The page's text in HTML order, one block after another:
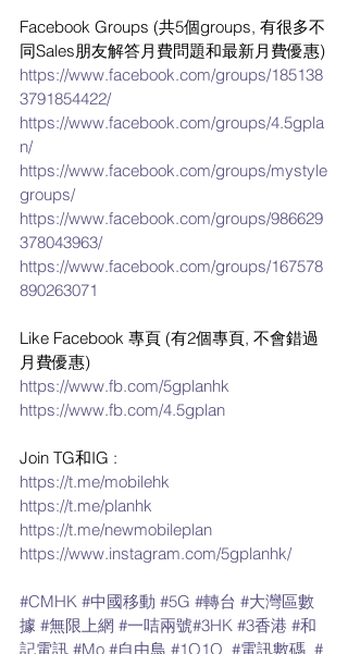
Facebook Groups (共5個groups, 有很多不
同Sales朋友解答月費問題和最新月費優惠)
https://www.facebook.com/groups/185138
3791854422/
https://www.facebook.com/groups/4.5gpla
n/
https://www.facebook.com/groups/mystyle
groups/
https://www.facebook.com/groups/986629
378043963/
https://www.facebook.com/groups/167578
890263071
Like Facebook 專頁 (有2個專頁, 不會錯過
月費優惠)
https://www.fb.com/5gplanhk
https://www.fb.com/4.5gplan
Join TG和IG :
https://t.me/mobilehk
https://t.me/planhk
https://t.me/newmobileplan
https://www.instagram.com/5gplanhk/
#CMHK #中國移動 #5G #轉台 #大灣區數
據 #無限上網 #一咭兩號#3HK #3香港 #和
記電訊 #Mo #自由鳥 #1O1O #電訊數碼 #